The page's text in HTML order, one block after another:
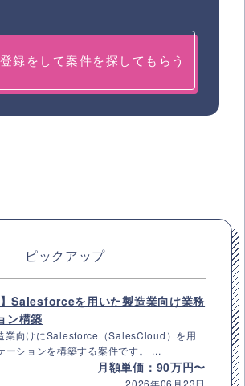
録をして案件を探してもらう
ピックアップ
Salesforceを用いた製造業向け業務
ン構築
業向けにSalesforce（SalesCloud）を用
ーションを構築する案件です。 ...
月額単価：90万円〜